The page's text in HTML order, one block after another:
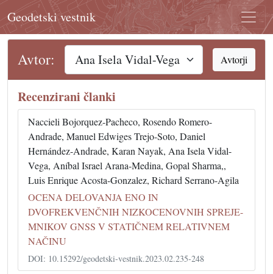
Geodetski vestnik
Avtor: Avtorji
Recenzirani članki
Naccieli Bojorquez-Pacheco, Rosendo Romero-
Andrade, Manuel Edwiges Trejo-Soto, Daniel
Hernández-Andrade, Karan Nayak, Ana Isela Vidal-
Vega, Aníbal Israel Arana-Medina, Gopal Sharma,,
Luis Enrique Acosta-Gonzalez, Richard Serrano-Agila
OCENA DELOVANJA ENO IN
DVOFREKVENČNIH NIZKOCENOVNIH SPREJE-
MNIKOV GNSS V STATIČNEM RELATIVNEM
NAČINU
DOI: 10.15292/geodetski-vestnik.2023.02.235-248